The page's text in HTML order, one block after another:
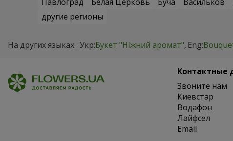
другие регионы
На других языках: Укр:Букет "Ніжний аромат" Eng:
Контактные
Звоните нам
Киевстар
Водафон
Лайфсел
Email